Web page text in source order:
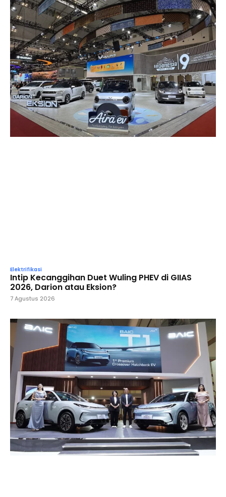
Elektrifikasi
Intip Kecanggihan Duet Wuling PHEV di GIIAS
2026, Darion atau Eksion?
7 Agustus 2026